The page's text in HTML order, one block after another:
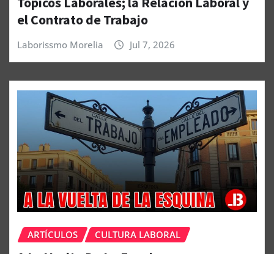
el Contrato de Trabajo
Laborissmo Morelia Jul 7, 2026
ARTÍCULOS CULTURA LABORAL